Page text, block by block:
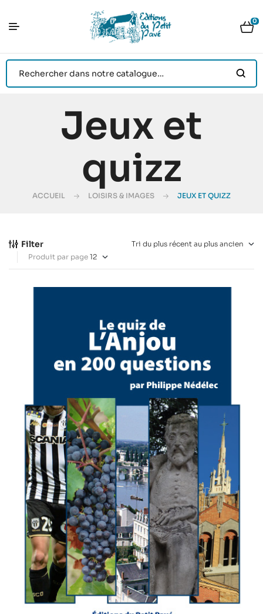
0
Jeux et
quizz
ACCUEIL LOISIRS & IMAGES JEUX ET QUIZZ
Filter
Produit par page